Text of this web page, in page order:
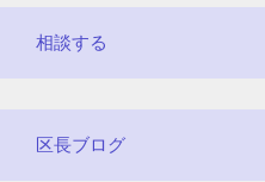
相談する
区長ブログ